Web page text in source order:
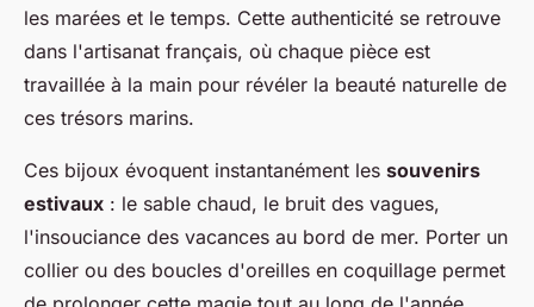
les marées et le temps. Cette authenticité se retrouve
dans l'artisanat français, où chaque pièce est
travaillée à la main pour révéler la beauté naturelle de
ces trésors marins.
Ces bijoux évoquent instantanément les souvenirs
estivaux : le sable chaud, le bruit des vagues,
l'insouciance des vacances au bord de mer. Porter un
collier ou des boucles d'oreilles en coquillage permet